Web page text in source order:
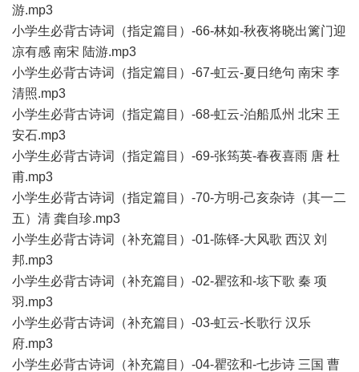
游.mp3
小学生必背古诗词（指定篇目）-66-林如-秋夜将晓出篱门迎
凉有感 南宋 陆游.mp3
小学生必背古诗词（指定篇目）-67-虹云-夏日绝句 南宋 李
清照.mp3
小学生必背古诗词（指定篇目）-68-虹云-泊船瓜州 北宋 王
安石.mp3
小学生必背古诗词（指定篇目）-69-张筠英-春夜喜雨 唐 杜
甫.mp3
小学生必背古诗词（指定篇目）-70-方明-己亥杂诗（其一二
五）清 龚自珍.mp3
小学生必背古诗词（补充篇目）-01-陈铎-大风歌 西汉 刘
邦.mp3
小学生必背古诗词（补充篇目）-02-瞿弦和-垓下歌 秦 项
羽.mp3
小学生必背古诗词（补充篇目）-03-虹云-长歌行 汉乐
府.mp3
小学生必背古诗词（补充篇目）-04-瞿弦和-七步诗 三国 曹